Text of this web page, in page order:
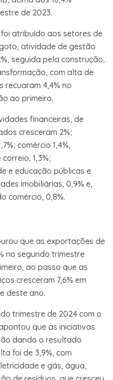
de 2023.
atribuído aos setores de
atividade de gestão
seguida pela construção,
com alta de
recuaram 4,4% no
ao primeiro.
financeiras, de
cresceram 2%;
comércio 1,4%,
1,3%;
e educação públicas e
imobiliárias, 0,9% e,
comércio, 0,8%.
que as exportações de
no segundo trimestre
ao passo que as
cresceram 7,6% em
deste ano.
trimestre de 2024 com o
que as iniciativas
dando o resultado
foi de 3,9%, com
e gás, água,